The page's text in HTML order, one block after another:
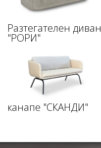
Разтегателен диван
"РОРИ"
канапе "СКАНДИ"